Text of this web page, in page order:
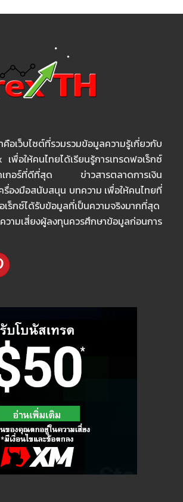
คือเว็บไซต์ที่รวมรวมข้อมูลความรู้เกี่ยวกับ
พื่อให้คนไทยได้เรียนรู้การเทรดฟอเร็กซ์
เกอร์ที่ดีที่สุด ข่าวสารตลาดการเงิน
ครื่องมือสนับสนุน บทความ เพื่อให้คนไทยที่
เร็กซ์ได้รับข้อมูลที่เป็นความจริงมากที่สุด
มเสี่ยงผู้ลงทุนควรศึกษาข้อมูลก่อนการ